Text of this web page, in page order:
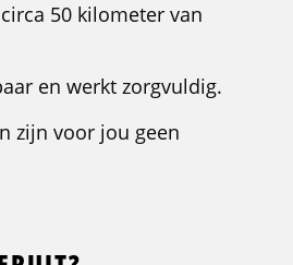
50 kilometer van
en werkt zorgvuldig.
zijn voor jou geen